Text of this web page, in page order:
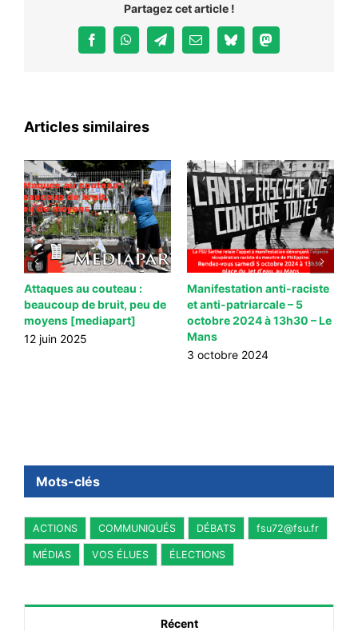
Partagez cet article !
FacebookWhatsAppTelegramEmail BlueskyMastodon
Articles similaires
Attaques au couteau :
beaucoup de bruit, peu de
moyens [mediapart]
12 juin 2025
Manifestation anti-raciste
et anti-patriarcale – 5
octobre 2024 à 13h30 – Le
Mans
3 octobre 2024
Mots-clés
ACTIONS COMMUNIQUÉS DÉBATS fsu72@fsu.fr
MÉDIAS VOS ÉLUES ÉLECTIONS
Récent